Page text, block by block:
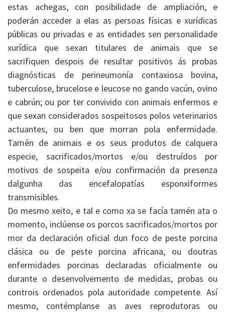
estas achegas, con posibilidade de ampliación, e
poderán acceder a elas as persoas físicas e xurídicas
públicas ou privadas e as entidades sen personalidade
xurídica que sexan titulares de animais que se
sacrifiquen despois de resultar positivos ás probas
diagnósticas de perineumonía contaxiosa bovina,
tuberculose, brucelose e leucose no gando vacún, ovino
e cabrún; ou por ter convivido con animais enfermos e
que sexan considerados sospeitosos polos veterinarios
actuantes, ou ben que morran pola enfermidade.
Tamén de animais e os seus produtos de calquera
especie, sacrificados/mortos e/ou destruídos por
motivos de sospeita e/ou confirmación da presenza
dalgunha das encefalopatías esponxiformes
transmisibles.
Do mesmo xeito, e tal e como xa se facía tamén ata o
momento, inclúense os porcos sacrificados/mortos por
mor da declaración oficial dun foco de peste porcina
clásica ou de peste porcina africana, ou doutras
enfermidades porcinas declaradas oficialmente ou
durante o desenvolvemento de medidas, probas ou
controis ordenados pola autoridade competente. Así
mesmo, contémplanse as aves reprodutoras ou